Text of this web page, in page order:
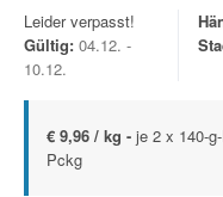
Leider verpasst!
Gültig: 04.12. -
10.12.
€ 9,96 / kg - je 2 x 140-
Pckg